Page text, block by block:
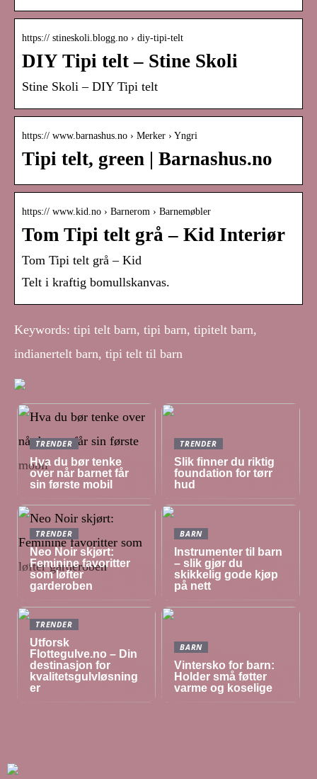
https:// stineskoli.blogg.no › diy-tipi-telt
DIY Tipi telt – Stine Skoli
Stine Skoli – DIY Tipi telt
https:// www.barnashus.no › Merker › Yngri
Tipi telt, green | Barnashus.no
https:// www.kid.no › Barnerom › Barnemøbler
Tom Tipi telt grå – Kid Interiør
Tom Tipi telt grå – Kid
Telt i kraftig bomullskanvas.
Keywords: tipi telt barn, tipi barn, tipitelt barn,
indianertelt barn, tipi telt til barn
TRENDER
Hva du bør tenke
over når barnet får
sin første mobil
TRENDER
Slik finner du riktig
foundation for tørr
hud
TRENDER
Neo Noir skjørt:
Feminine favoritter
som løfter
garderoben
BARN
Instrumenter til barn
– slik gjør du
skikkelig gode kjøp
på nett
TRENDER
Utforsk
Flottegulve.no – Din
destinasjon for
kvalitetsgulvløsning
er
BARN
Vintersko for barn:
Holder små føtter
varme og koselige